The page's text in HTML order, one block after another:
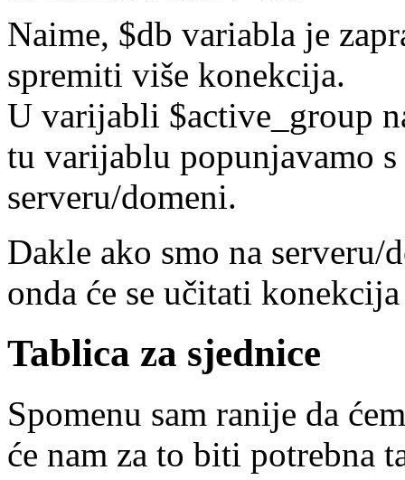
Naime, $db variabla je
spremiti više konekcija.
U varijabli $active_group
tu varijablu popunjavamo
serveru/domeni.
Dakle ako smo na serveru/
onda će se učitati
Tablica za sjednice
Spomenu sam ranije da
će nam za to biti potrebna